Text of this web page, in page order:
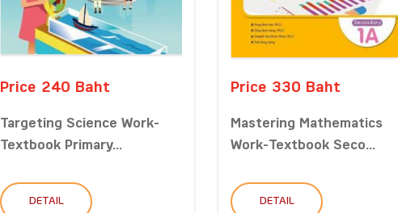
Price 240 Baht
Targeting Science Work-
Textbook Primary...
DETAIL
Price 330 Baht
Mastering Mathematics
Work-Textbook Seco...
DETAIL